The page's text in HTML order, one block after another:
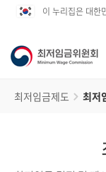
이 누리집은 대한
최저임금제도 최저